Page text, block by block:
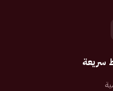
سريعة